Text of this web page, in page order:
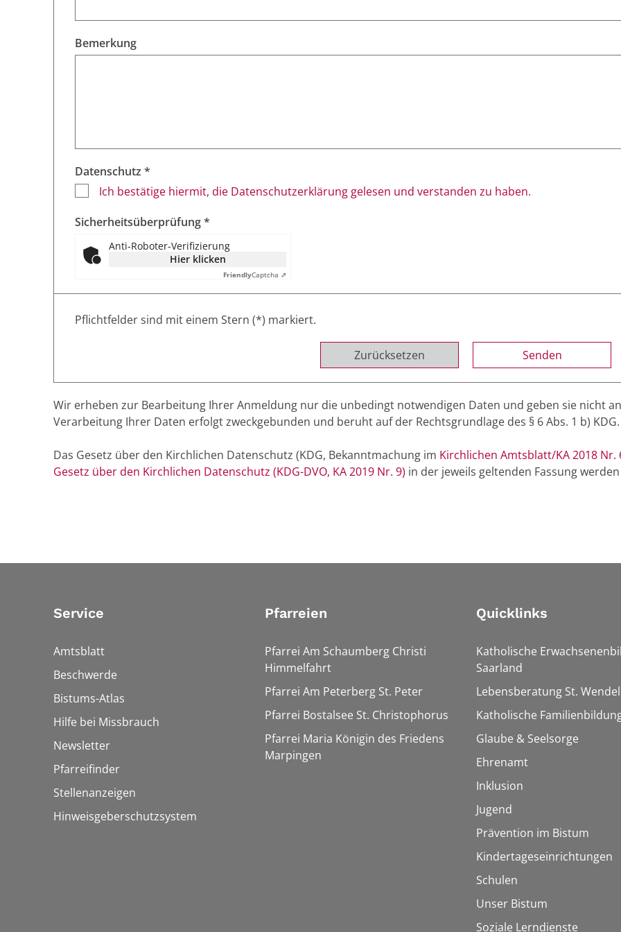
Bemerkung
Datenschutz *
Ich bestätige hiermit, die Datenschutzerklärung gelesen und verstanden zu haben.
Sicherheitsüberprüfung *
Anti-Roboter-Verifizierung
Hier klicken
FriendlyCaptcha ⇗
Pflichtfelder sind mit einem Stern (*) markiert.
Zurücksetzen
Wir erheben zur Bearbeitung Ihrer Anmeldung nur die unbedingt notwendigen Daten und geben sie nicht
Verarbeitung Ihrer Daten erfolgt zweckgebunden und beruht auf der Rechtsgrundlage des § 6 Abs. 1 b) KDG.
Das Gesetz über den Kirchlichen Datenschutz (KDG, Bekanntmachung im Kirchlichen Amtsblatt/KA 2018 Nr.
Gesetz über den Kirchlichen Datenschutz (KDG-DVO, KA 2019 Nr. 9) in der jeweils geltenden Fassung
Service
Amtsblatt
Beschwerde
Bistums-Atlas
Hilfe bei Missbrauch
Newsletter
Pfarreifinder
Stellenanzeigen
Hinweisgeberschutzsystem
Pfarreien
Pfarrei Am Schaumberg Christi
Himmelfahrt
Pfarrei Am Peterberg St. Peter
Pfarrei Bostalsee St. Christophorus
Pfarrei Maria Königin des Friedens
Marpingen
Quicklinks
Katholische
Saarland
Lebensberatung St. Wendel
Katholische
Glaube & Seelsorge
Ehrenamt
Inklusion
Jugend
Prävention im Bistum
Kindertageseinrichtungen
Schulen
Unser Bistum
Soziale Lerndienste